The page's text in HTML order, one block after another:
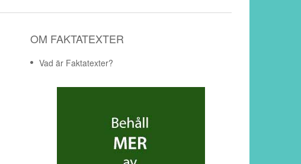
OM FAKTATEXTER
Vad är Faktatexter?